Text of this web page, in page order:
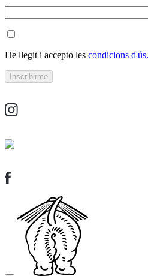
He llegit i accepto les condicions d'ús.